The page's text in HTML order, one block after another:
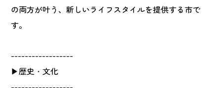
の両方が叶う、新しいライフスタイルを提供する市で
す。
------------------
▶歴史・文化